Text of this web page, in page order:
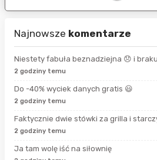
Najnowsze komentarze
Niestety fabuła beznadziejna 😞 i
2 godziny temu
Do -40% wyciek danych gratis 😃
2 godziny temu
Faktycznie dwie stówki za grilla i
2 godziny temu
Ja tam wolę iść na siłownię